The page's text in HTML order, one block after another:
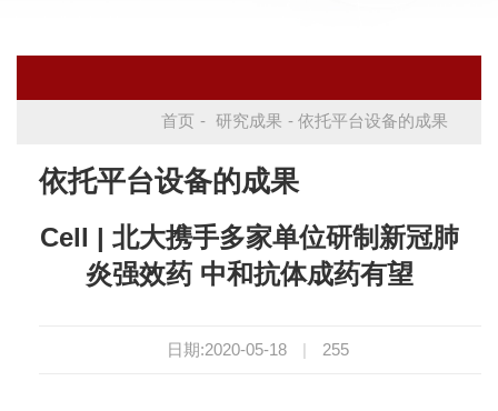
首页 - 研究成果 - 依托平台设备的成果
依托平台设备的成果
Cell | 北大携手多家单位研制新冠肺
炎强效药 中和抗体成药有望
日期:2020-05-18 | 255